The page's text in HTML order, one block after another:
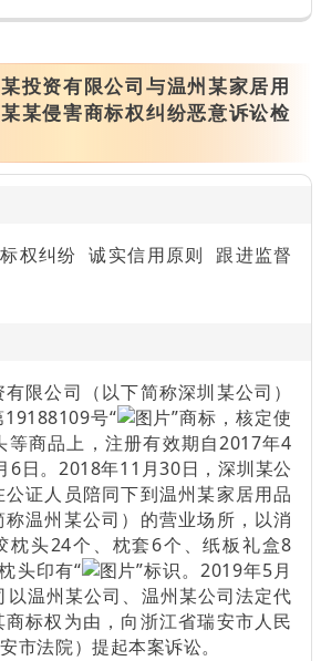
投资有限公司与温州某家居用
某侵害商标权纠纷恶意诉讼检
权纠纷 诚实信用原则 跟进监督
公司（以下简称深圳某公司）
号“
”商标，核定使
等商品上，注册有效期自2017年4
6日。2018年11月30日，深圳某公
证人员陪同下到温州某家居用品
温州某公司）的营业场所，以消
枕头24个、枕套6个、纸板礼盒8
头印有“
”标识。2019年5月
温州某公司、温州某公司法定代
标权为由，向浙江省瑞安市人民
市法院）提起本案诉讼。